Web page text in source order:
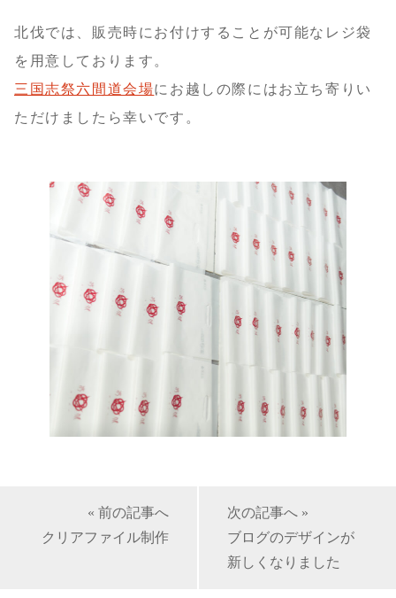
北伐では、販売時にお付けすることが可能なレジ袋
を用意しております。
三国志祭六間道会場にお越しの際にはお立ち寄りい
ただけましたら幸いです。
« 前の記事へ
クリアファイル制作
次の記事へ »
ブログのデザインが
新しくなりました